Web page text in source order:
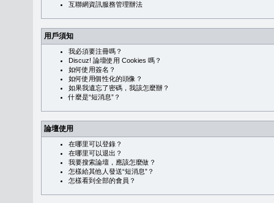
互聯網資訊服務管理辦法
用戶須知
我必須要注冊嗎？
Discuz! 論壇使用 Cookies 嗎？
如何使用簽名？
如何使用個性化的頭像？
如果我遺忘了密碼，我該怎麼辦？
什麼是“短消息”？
論壇使用
在哪里可以登錄？
在哪里可以退出？
我要搜索論壇，應該怎麼做？
怎樣給其他人發送“短消息”？
怎樣看到全部的會員？